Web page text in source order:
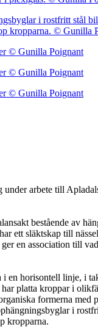
arbete till
bestående av
ett släktskap till
en association till
i en horisontell linje, i
platta kroppar i
formerna med
i
kropparna.